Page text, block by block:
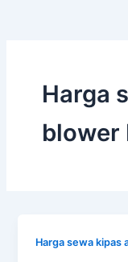
Harga
blower
Harga sewa kipas